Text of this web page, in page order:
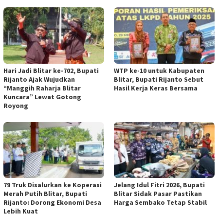
Hari Jadi Blitar ke-702, Bupati
Rijanto Ajak Wujudkan
“Manggih Raharja Blitar
Kuncara” Lewat Gotong
Royong
WTP ke-10 untuk Kabupaten
Blitar, Bupati Rijanto Sebut
Hasil Kerja Keras Bersama
79 Truk Disalurkan ke Koperasi
Merah Putih Blitar, Bupati
Rijanto: Dorong Ekonomi Desa
Lebih Kuat
Jelang Idul Fitri 2026, Bupati
Blitar Sidak Pasar Pastikan
Harga Sembako Tetap Stabil